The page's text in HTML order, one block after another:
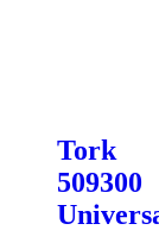
Tork
509300